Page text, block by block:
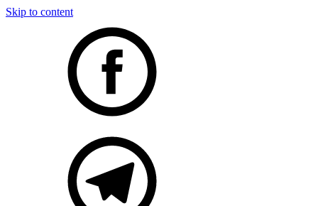
Skip to content